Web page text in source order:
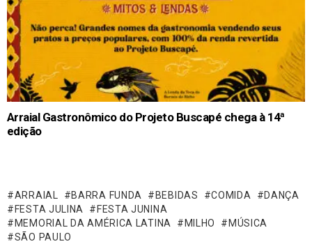
Arraial Gastronômico do Projeto Buscapé chega à 14ª
edição
ARRAIAL BARRA FUNDA BEBIDAS COMIDA
DANÇA
FESTA JULINA
FESTA JUNINA
MEMORIAL DA AMÉRICA LATINA
MILHO
MÚSICA
SÃO PAULO